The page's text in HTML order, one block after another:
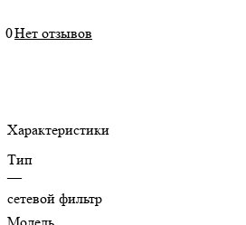
0Нет отзывов
Характеристики
Тип
—
сетевой фильтр